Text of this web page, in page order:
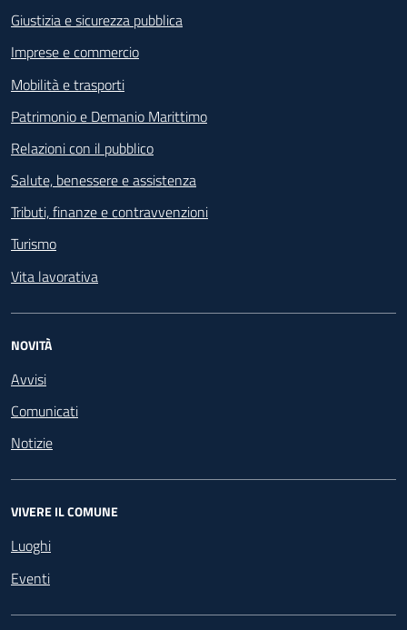
Giustizia e sicurezza pubblica
Imprese e commercio
Mobilità e trasporti
Patrimonio e Demanio Marittimo
Relazioni con il pubblico
Salute, benessere e assistenza
Tributi, finanze e contravvenzioni
Turismo
Vita lavorativa
NOVITÀ
Avvisi
Comunicati
Notizie
VIVERE IL COMUNE
Luoghi
Eventi